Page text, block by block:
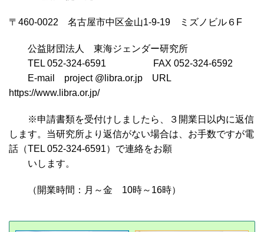
〒460-0022 名古屋市中区金山1-9-19 ミズノビル６F
公益財団法人 東海ジェンダー研究所
TEL 052-324-6591 FAX 052-324-6592
E-mail project @libra.or.jp URL
https://www.libra.or.jp/
※申請書類を受付けしましたら、３開業日以内に返信
します。当研究所より返信がない場合は、お手数ですが電
話（TEL 052-324-6591）で連絡をお願
いします。
（開業時間：月～金 10時～16時）